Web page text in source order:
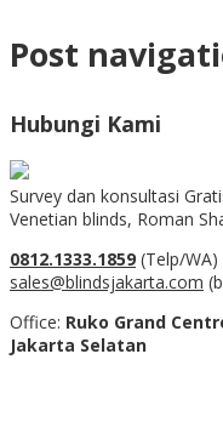
Post
Hubungi Kami
Survey dan konsultasi
Venetian blinds, Roman
0812.1333.1859 (Telp/WA)
sales@blindsjakarta.com
Office: Ruko Grand
Jakarta Selatan